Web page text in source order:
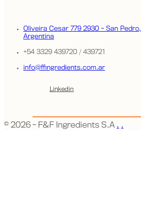
Oliveira Cesar 779 2930 - San Pedro,
Argentina
+54 3329 439720 / 439721
info@ffingredients.com.ar
Linkedin
© 2026 - F&F Ingredients S.A . .